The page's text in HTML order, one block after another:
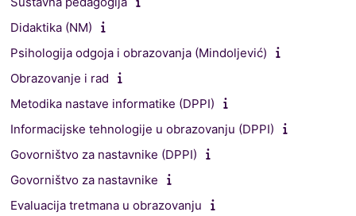
Didaktika (NM)
Psihologija odgoja i obrazovanja (Mindoljević)
Obrazovanje i rad
Metodika nastave informatike (DPPI)
Informacijske tehnologije u obrazovanju (DPPI)
Govorništvo za nastavnike (DPPI)
Govorništvo za nastavnike
Evaluacija tretmana u obrazovanju